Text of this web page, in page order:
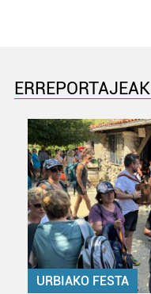
ERREPORTAJEAK
URBIAKO FESTA